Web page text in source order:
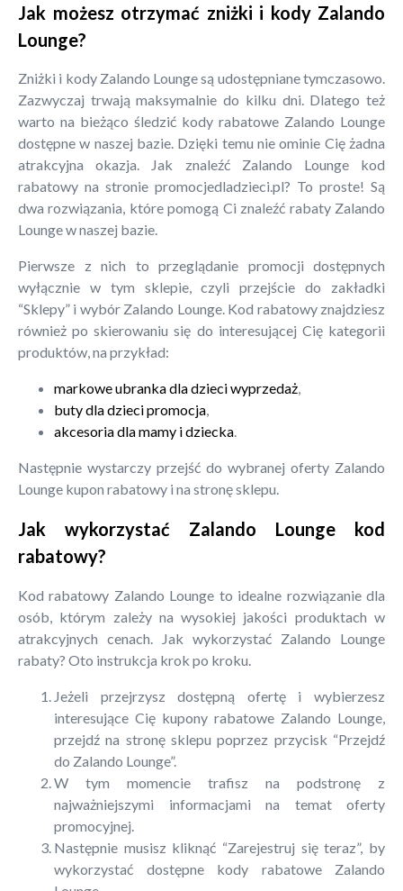
Jak możesz otrzymać zniżki i kody Zalando
Lounge?
Zniżki i kody Zalando Lounge są udostępniane tymczasowo.
Zazwyczaj trwają maksymalnie do kilku dni. Dlatego też
warto na bieżąco śledzić kody rabatowe Zalando Lounge
dostępne w naszej bazie. Dzięki temu nie ominie Cię żadna
atrakcyjna okazja. Jak znaleźć Zalando Lounge kod
rabatowy na stronie promocjedladzieci.pl? To proste! Są
dwa rozwiązania, które pomogą Ci znaleźć rabaty Zalando
Lounge w naszej bazie.
Pierwsze z nich to przeglądanie promocji dostępnych
wyłącznie w tym sklepie, czyli przejście do zakładki
“Sklepy” i wybór Zalando Lounge. Kod rabatowy znajdziesz
również po skierowaniu się do interesującej Cię kategorii
produktów, na przykład:
markowe ubranka dla dzieci wyprzedaż,
buty dla dzieci promocja,
akcesoria dla mamy i dziecka.
Następnie wystarczy przejść do wybranej oferty Zalando
Lounge kupon rabatowy i na stronę sklepu.
Jak wykorzystać Zalando Lounge kod
rabatowy?
Kod rabatowy Zalando Lounge to idealne rozwiązanie dla
osób, którym zależy na wysokiej jakości produktach w
atrakcyjnych cenach. Jak wykorzystać Zalando Lounge
rabaty? Oto instrukcja krok po kroku.
Jeżeli przejrzysz dostępną ofertę i wybierzesz
interesujące Cię kupony rabatowe Zalando Lounge,
przejdź na stronę sklepu poprzez przycisk “Przejdź
do Zalando Lounge”.
W tym momencie trafisz na podstronę z
najważniejszymi informacjami na temat oferty
promocyjnej.
Następnie musisz kliknąć “Zarejestruj się teraz”, by
wykorzystać dostępne kody rabatowe Zalando